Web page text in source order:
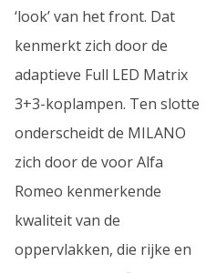
‘look’ van het front. Dat
kenmerkt zich door de
adaptieve Full LED Matrix
3+3-koplampen. Ten slotte
onderscheidt de MILANO
zich door de voor Alfa
Romeo kenmerkende
kwaliteit van de
oppervlakken, die rijke en